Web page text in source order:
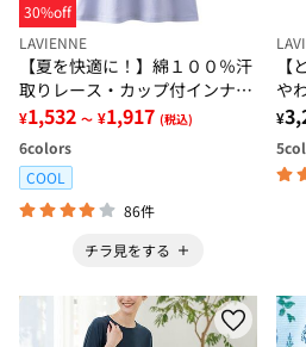
30%off
LAVIENNE
【夏を快適に！】綿１００％汗
取りレース・カップ付インナー
＜さらりラボ＞
¥1,532 ～ ¥1,917 (税込)
6colors
COOL
86件
チラ見をする
や
¥
5